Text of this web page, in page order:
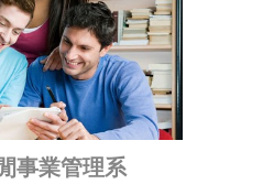
事業管理系